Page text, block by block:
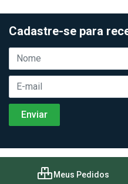
Cadastre-se para
Meus Pedidos